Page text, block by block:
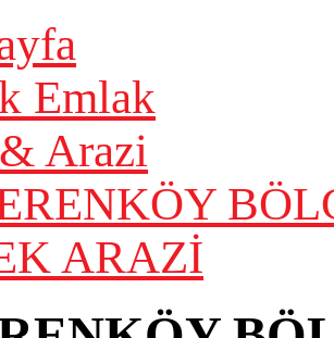
Emlak
Arazi
ARAZİ